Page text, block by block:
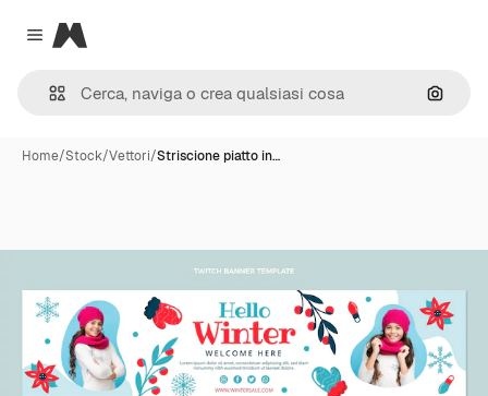
Close menu
Magnific
Cerca
Home/Stock/Vettori/Striscione piatto in…